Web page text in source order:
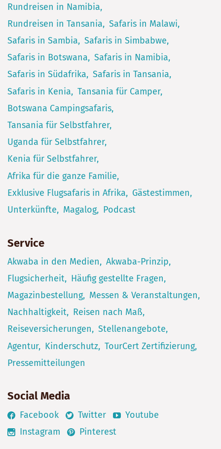
Rundreisen in Namibia
Rundreisen in Tansania
Safaris in Malawi
Safaris in Sambia
Safaris in Simbabwe
Safaris in Botswana
Safaris in Namibia
Safaris in Südafrika
Safaris in Tansania
Safaris in Kenia
Tansania für Camper
Botswana Campingsafaris
Tansania für Selbstfahrer
Uganda für Selbstfahrer
Kenia für Selbstfahrer
Afrika für die ganze Familie
Exklusive Flugsafaris in Afrika
Gästestimmen
Unterkünfte
Magalog Podcast
Service
Akwaba in den Medien
Akwaba-Prinzip
Flugsicherheit
Häufig gestellte Fragen
Magazinbestellung
Messen & Veranstaltungen
Nachhaltigkeit
Reisen nach Maß
Reiseversicherungen
Stellenangebote
Agentur
Kinderschutz TourCert Zertifizierung
Pressemitteilungen
Social Media
Facebook Twitter
Youtube
Instagram
Pinterest